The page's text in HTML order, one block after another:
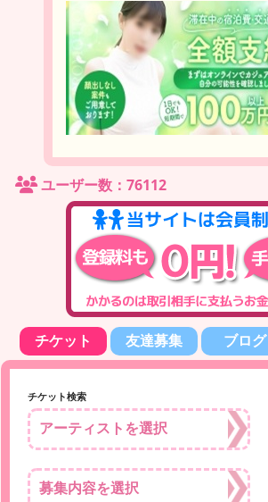
ユーザー数：76112
チケット 友達募集 ブログ
チケット検索